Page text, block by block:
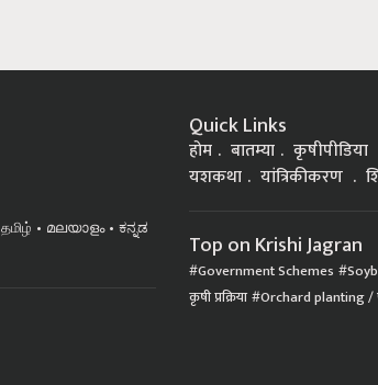
தமிழ் മലയാളം
ಕನ್ನಡ
Quick Links
होम बातम्या कृषीपीडिया
यशकथा
यांत्रिकीकरण
Top on Krishi Jagran
Government Schemes
कृषी प्रक्रिया Orchard planting /